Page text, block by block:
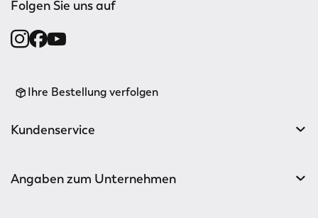
Folgen Sie uns auf
Ihre Bestellung verfolgen
Kundenservice
Angaben zum Unternehmen